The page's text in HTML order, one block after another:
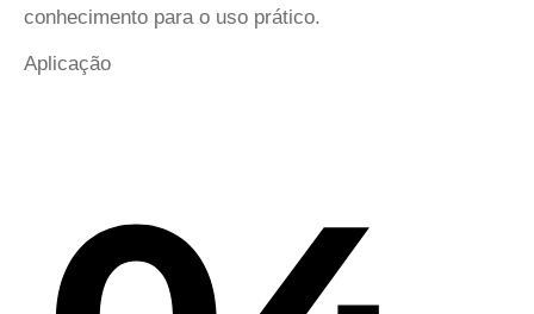
conhecimento para o uso prático.
Aplicação